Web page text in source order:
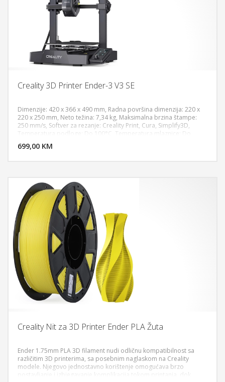
Creality 3D Printer Ender-3 V3 SE
Dimenzije: 420 x 366 x 490 mm, Radna površina dimenzija: 220 x
220 x 250 mm, Neto težina: 7,34 kg, Maksimalna brzina štampe:
250 mm/s, Softver za rezanje: Creality Print, Cura, Simplify3D,
Temperatura podloge: Do 100°C, Temperatura mlaznice: Do
nivelacija, Podržani filamenti: PLA, PET-G, TPU(95A), Ekran: CR-
699,00 KM
DODAJ U KORPU
Creality Nit za 3D Printer Ender PLA Žuta
Ender 1.75mm PLA 3D filament nudi odličnu kompatibilnost sa
različitim 3D printerima, sa posebnim naglaskom na Creality
modele. Njegovo jednostavno korištenje omogućava brzo
postavljanje i izbjegavanje komplikacija tokom printanja, dokDODAJ U KORPU